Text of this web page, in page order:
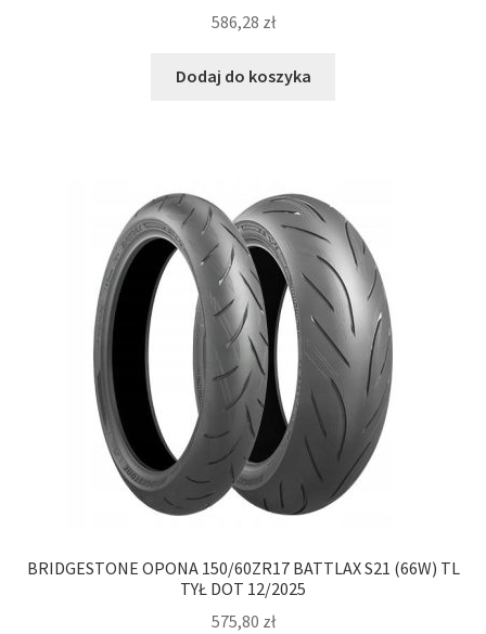
586,28 zł
Dodaj do koszyka
BRIDGESTONE OPONA 150/60ZR17 BATTLAX S21 (66W) TL
TYŁ DOT 12/2025
575,80 zł